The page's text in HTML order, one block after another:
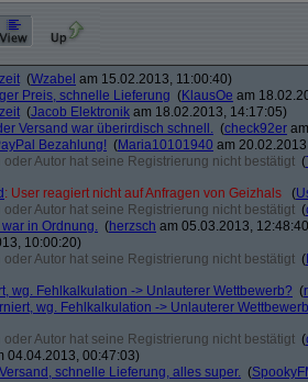
(Wzabel am 15.02.2013, 11:00:40)
Preis, schnelle Lieferung (KlausOe am
(Jacob Elektronik am 18.02.2013, 14:17:05)
Versand war überirdisch schnell. (check92er
Bezahlung! (Maria10101940 am
Autor hat seine Registrierung nicht bestätigt (
: User reagiert nicht auf Anfragen von Geizhals (
Autor hat seine Registrierung nicht bestätigt (
in Ordnung. (herzsch am 05.03.2013,
10:00:20)
Autor hat seine Registrierung nicht bestätigt (
wg. Fehlkalkulation -> Unlauterer Wettbewerb? (
wg. Fehlkalkulation -> Unlauterer
Autor hat seine Registrierung nicht bestätigt (
04.04.2013, 00:47:03)
schnelle Lieferung, alles super. (